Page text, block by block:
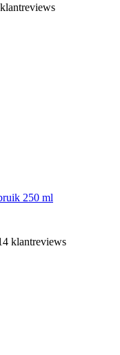
250 ml
klantreviews